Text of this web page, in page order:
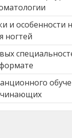
и особенности
ногтей